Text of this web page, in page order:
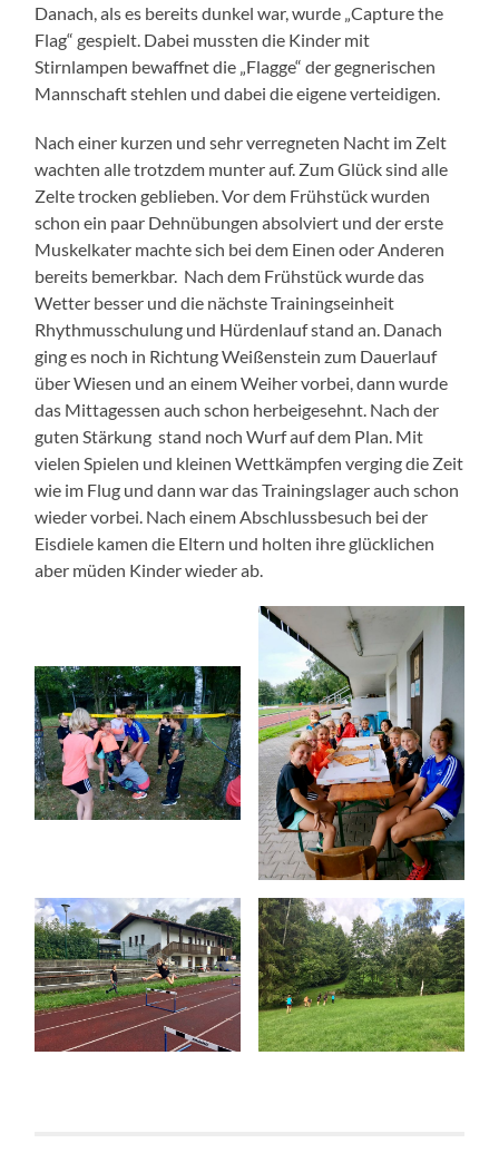
Danach, als es bereits dunkel war, wurde „Capture the
Flag“ gespielt. Dabei mussten die Kinder mit
Stirnlampen bewaffnet die „Flagge“ der gegnerischen
Mannschaft stehlen und dabei die eigene verteidigen.
Nach einer kurzen und sehr verregneten Nacht im Zelt
wachten alle trotzdem munter auf. Zum Glück sind alle
Zelte trocken geblieben. Vor dem Frühstück wurden
schon ein paar Dehnübungen absolviert und der erste
Muskelkater machte sich bei dem Einen oder Anderen
bereits bemerkbar. Nach dem Frühstück wurde das
Wetter besser und die nächste Trainingseinheit
Rhythmusschulung und Hürdenlauf stand an. Danach
ging es noch in Richtung Weißenstein zum Dauerlauf
über Wiesen und an einem Weiher vorbei, dann wurde
das Mittagessen auch schon herbeigesehnt. Nach der
guten Stärkung stand noch Wurf auf dem Plan. Mit
vielen Spielen und kleinen Wettkämpfen verging die Zeit
wie im Flug und dann war das Trainingslager auch schon
wieder vorbei. Nach einem Abschlussbesuch bei der
Eisdiele kamen die Eltern und holten ihre glücklichen
aber müden Kinder wieder ab.